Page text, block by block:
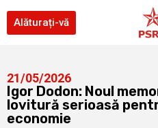
Alăturați-vă
21/05/2026
Igor Dodon: Noul
lovitură serioasă
economie